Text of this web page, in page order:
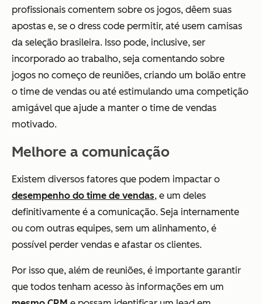
profissionais comentem sobre os jogos, dêem suas
apostas e, se o dress code permitir, até usem camisas
da seleção brasileira. Isso pode, inclusive, ser
incorporado ao trabalho, seja comentando sobre
jogos no começo de reuniões, criando um bolão entre
o time de vendas ou até estimulando uma competição
amigável que ajude a manter o time de vendas
motivado.
Melhore a comunicação
Existem diversos fatores que podem impactar o
desempenho do time de vendas, e um deles
definitivamente é a comunicação. Seja internamente
ou com outras equipes, sem um alinhamento, é
possível perder vendas e afastar os clientes.
Por isso que, além de reuniões, é importante garantir
que todos tenham acesso às informações em um